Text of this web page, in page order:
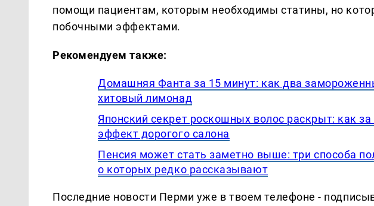
помощи пациентам, которым необходимы статины, но
побочными эффектами.
Рекомендуем также:
Домашняя Фанта за 15 минут: как два
хитовый лимонад
Японский секрет роскошных волос раскрыт: как
эффект дорогого салона
Пенсия может стать заметно выше: три способа
о которых редко рассказывают
Последние новости Перми уже в твоем телефоне -